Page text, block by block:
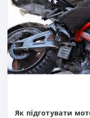
Як підготувати